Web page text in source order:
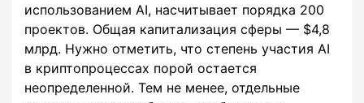
использованием AI, насчитывает порядка 200
проектов. Общая капитализация сферы — $4,8
млрд. Нужно отметить, что степень участия AI
в криптопроцессах порой остается
неопределенной. Тем не менее, отдельные